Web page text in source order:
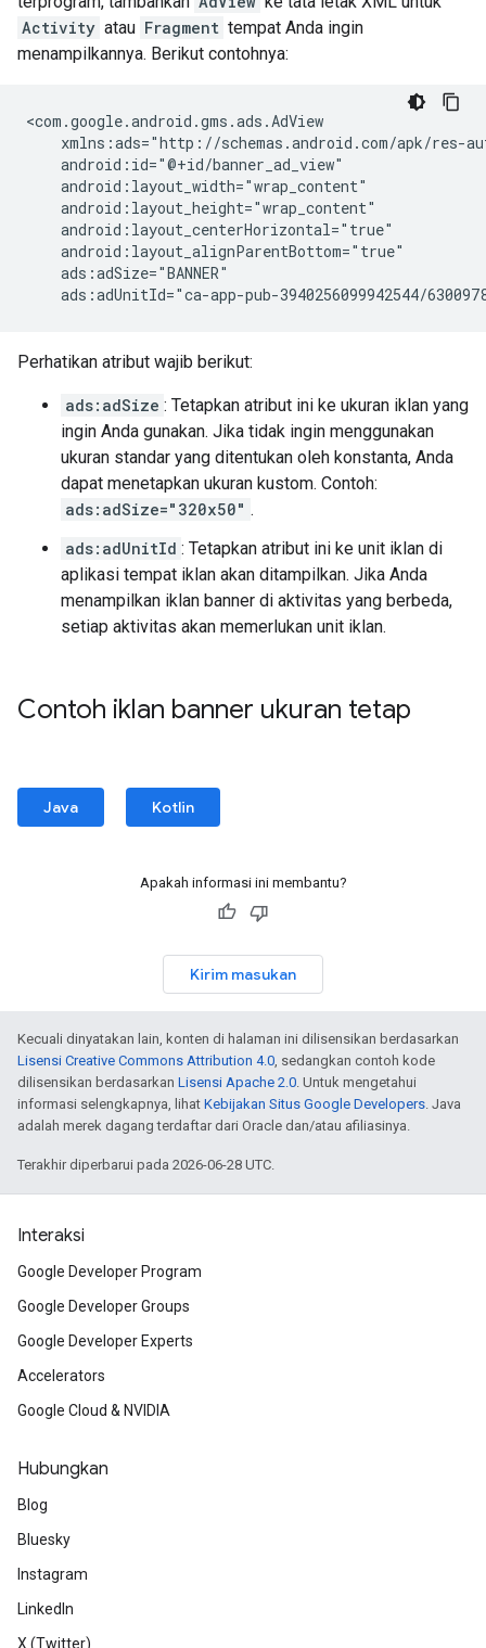
Activity atau Fragment tempat Anda ingin
menampilkannya. Berikut contohnya:
ads:adUnitId="ca-app-pub-3940256099942544/
Perhatikan atribut wajib berikut:
ads:adSize : Tetapkan atribut ini ke ukuran iklan yang
ingin Anda gunakan. Jika tidak ingin menggunakan
ukuran standar yang ditentukan oleh konstanta, Anda
dapat menetapkan ukuran kustom. Contoh:
ads:adSize="320x50" .
ads:adUnitId : Tetapkan atribut ini ke unit iklan di
aplikasi tempat iklan akan ditampilkan. Jika Anda
menampilkan iklan banner di aktivitas yang berbeda,
setiap aktivitas akan memerlukan unit iklan.
Contoh iklan banner ukuran tetap
Java Kotlin
Apakah informasi ini membantu?
Kirim masukan
Kecuali dinyatakan lain, konten di halaman ini dilisensikan berdasarkan
Lisensi Creative Commons Attribution 4.0, sedangkan contoh kode
dilisensikan berdasarkan Lisensi Apache 2.0. Untuk mengetahui
informasi selengkapnya, lihat Kebijakan Situs Google Developers. Java
adalah merek dagang terdaftar dari Oracle dan/atau afiliasinya.
Terakhir diperbarui pada 2026-06-28 UTC.
Interaksi
Google Developer Program
Google Developer Groups
Google Developer Experts
Accelerators
Google Cloud & NVIDIA
Hubungkan
Blog
Bluesky
Instagram
LinkedIn
X (Twitter)